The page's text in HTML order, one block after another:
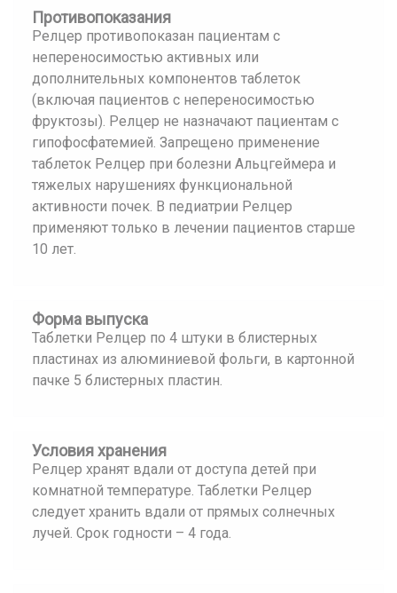
Противопоказания
Релцер противопоказан пациентам с
непереносимостью активных или
дополнительных компонентов таблеток
(включая пациентов с непереносимостью
фруктозы). Релцер не назначают пациентам с
гипофосфатемией. Запрещено применение
таблеток Релцер при болезни Альцгеймера и
тяжелых нарушениях функциональной
активности почек. В педиатрии Релцер
применяют только в лечении пациентов старше
10 лет.
Форма выпуска
Таблетки Релцер по 4 штуки в блистерных
пластинах из алюминиевой фольги, в картонной
пачке 5 блистерных пластин.
Условия хранения
Релцер хранят вдали от доступа детей при
комнатной температуре. Таблетки Релцер
следует хранить вдали от прямых солнечных
лучей. Срок годности – 4 года.